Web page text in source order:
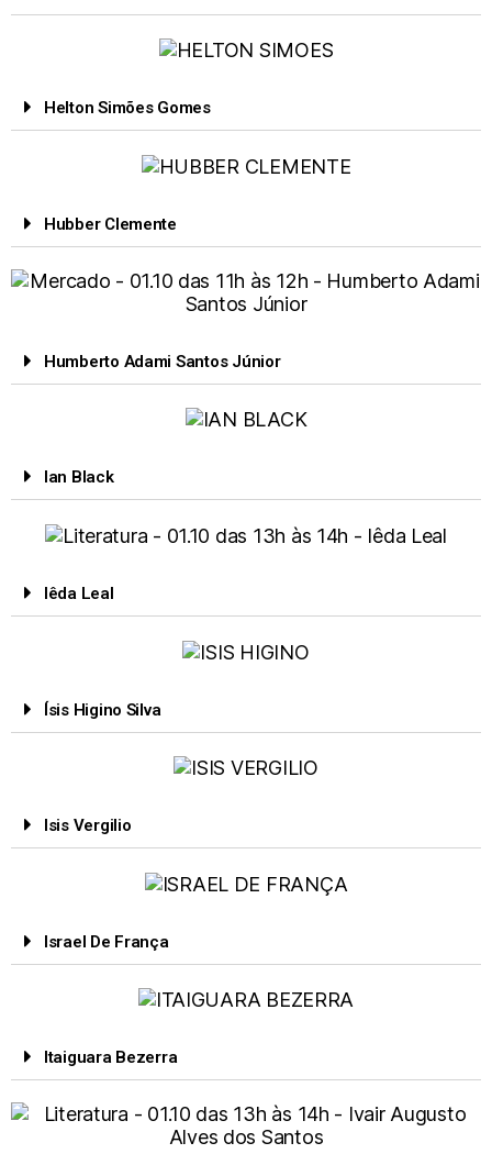
Helton Simões Gomes
Hubber Clemente
Humberto Adami Santos Júnior
Ian Black
Iêda Leal
Ísis Higino Silva
Isis Vergilio
Israel De França
Itaiguara Bezerra